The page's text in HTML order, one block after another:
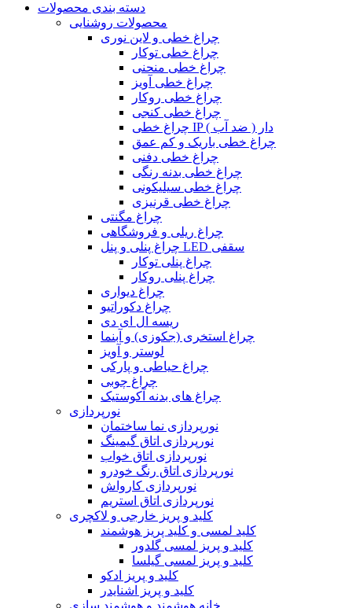
دسته بندی محصولات
محصولات روشنایی
چراغ خطی و لاین نوری
چراغ خطی توکار
چراغ خطی منحنی
چراغ خطی آویز
چراغ خطی روکار
چراغ خطی کنجی
چراغ خطی IP دار ( ضد آب )
چراغ خطی باریک و کم عمق
چراغ خطی دفنی
چراغ خطی بدنه رنگی
چراغ خطی سیلیکونی
چراغ خطی قرنیزی
چراغ مگنتی
چراغ ریلی و فروشگاهی
چراغ پنلی و پنل LED سقفی
چراغ پنلی توکار
چراغ پنلی روکار
چراغ دیواری
چراغ دکوراتیو
ریسه ال ای دی
چراغ استخری (جکوزی) و آبنما
لوستر و آویز
چراغ حیاطی و پارکی
چراغ چوبی
چراغ های بدنه آکوستیک
نورپردازی
نورپردازی نما ساختمان
نورپردازی اتاق گیمینگ
نورپردازی اتاق خواب
نورپردازی اتاق رنگ خودرو
نورپردازی کارواش
نورپردازی اتاق استریم
کلید و پریز خارجی و لاکچری
کلید لمسی و کلید پریز هوشمند
کلید و پریز لمسی گلدور
کلید و پریز لمسی گیلسا
کلید و پریز ادکو
کلید و پریز اشنایدر